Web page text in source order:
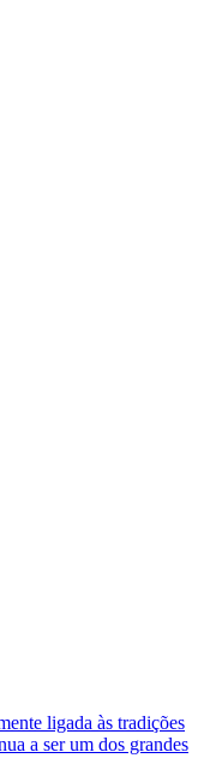
ligada às tradições
a ser um dos grandes